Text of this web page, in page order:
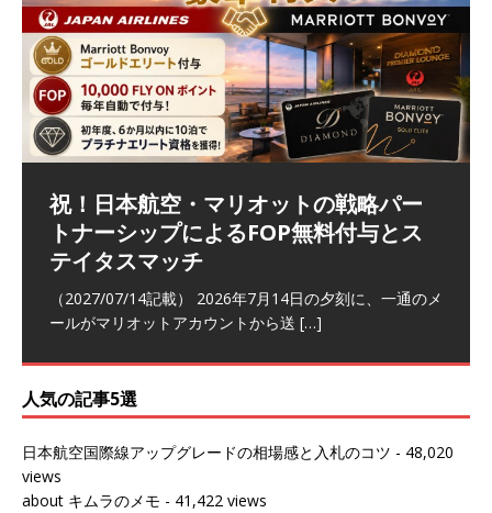
祝！日本航空・マリオットの戦略パー
トナーシップによるFOP無料付与とス
テイタスマッチ
（2027/07/14記載） 2026年7月14日の夕刻に、一通のメ
ールがマリオットアカウントから送 […]
ラウンジ 華 那覇空港 (2026/05)
（2026/06/07記載） 2026年5月下旬の平日に那覇を訪れ
た際に利用した。 こちらのラウンジ
The Coral Executive Lounge スワ
ンナプーム国際空港国内線ラウンジ
(2026/01)
（2026/03/31記載） 2026年1月上旬にバンコク経由でチ
ェンマイに行く際に利用した。 バン[…]
日本航空 羽田空港国際線ファースト
クラスラウンジ (2026/01)
（2026/03/18記載） 2026年1月、毎年恒例の新年の羽田
～バンコクの移動の際に再びこちらの[…]
バンコクエアウェイズ スワンナプー
ム国際空港国内線ラウンジ (2026/01)
（2026/03/13記載） 2026年1月上旬にバンコク経由でチ
ェンマイに向かう際に利用した。 今[…]
人気の記事5選
日本航空国際線アップグレードの相場感と入札のコツ - 48,020
views
about キムラのメモ - 41,422 views